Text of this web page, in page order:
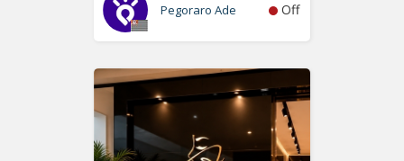
Pegoraro Ade Off